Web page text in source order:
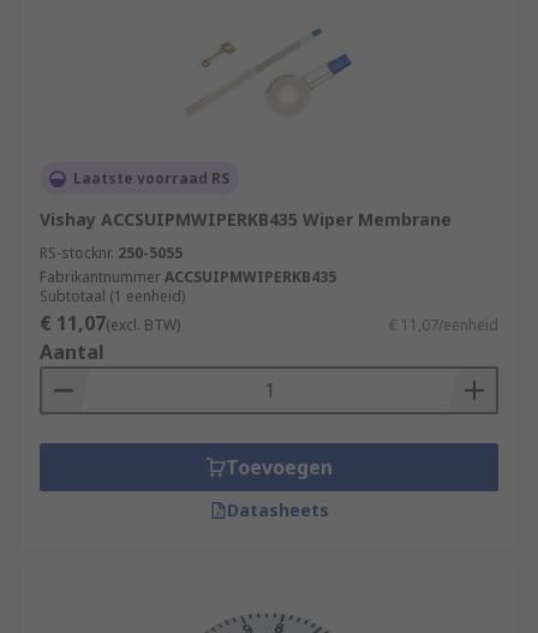
Laatste voorraad RS
Vishay ACCSUIPMWIPERKB435 Wiper Membrane
RS-stocknr. 250-5055
FabrikantnummerACCSUIPMWIPERKB435
Subtotaal (1 eenheid)
€ 11,07(excl. BTW) € 11,07/eenheid
Aantal
Toevoegen
Datasheets